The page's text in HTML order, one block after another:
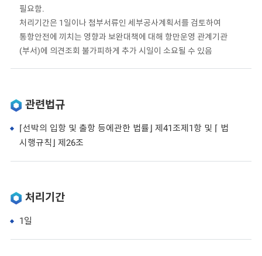
필요함.
처리기간은 1일이나 첨부서류인 세부공사계획서를 검토하여
통항안전에 끼치는 영향과 보완대책에 대해 항만운영 관계기관
(부서)에 의견조회 불가피하게 추가 시일이 소요될 수 있음
관련법규
⌈선박의 입항 및 출항 등에관한 법률⌋ 제41조제1항 및 ⌈ 법
시행규칙⌋ 제26조
처리기간
1일